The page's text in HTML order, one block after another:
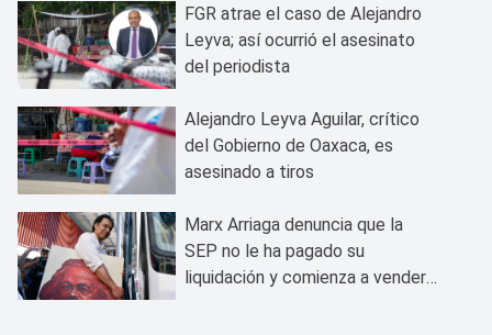
FGR atrae el caso de Alejandro
Leyva; así ocurrió el asesinato
del periodista
Alejandro Leyva Aguilar, crítico
del Gobierno de Oaxaca, es
asesinado a tiros
Marx Arriaga denuncia que la
SEP no le ha pagado su
liquidación y comienza a vender